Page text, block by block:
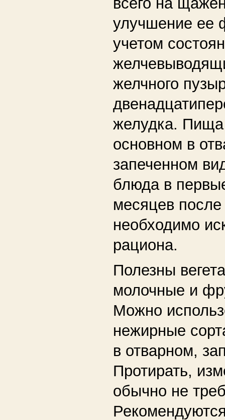
улучшение ее
учетом
желчного
желудка.
основном в
запеченном
блюда в
месяцев после
необходимо
рациона.
Полезны
молочные и
Можно
нежирные
в отварном,
Протирать,
обычно не